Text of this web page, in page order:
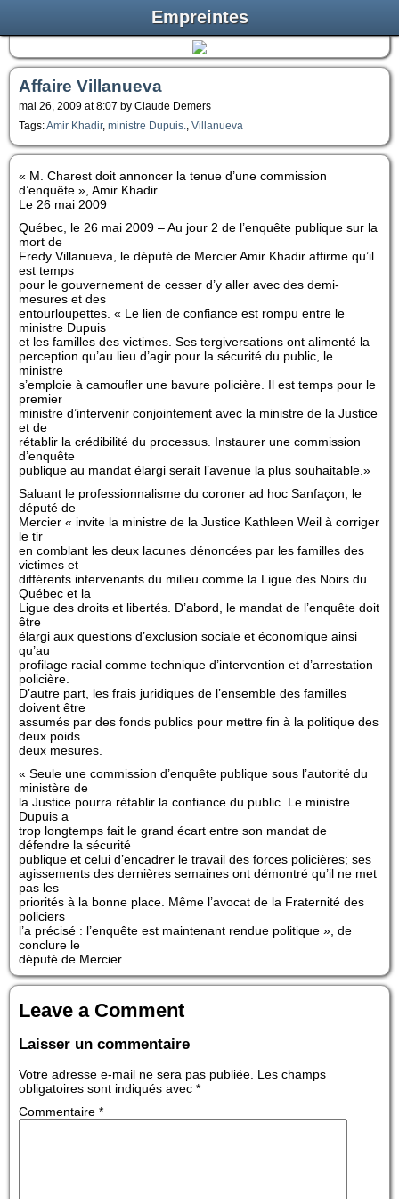
Empreintes
Affaire Villanueva
mai 26, 2009 at 8:07 by Claude Demers
Tags:Amir Khadir, ministre Dupuis. Villanueva
« M. Charest doit annoncer la tenue d’une commission
d’enquête », Amir Khadir
Le 26 mai 2009
Québec, le 26 mai 2009 – Au jour 2 de l’enquête publique sur la
mort de
Fredy Villanueva, le député de Mercier Amir Khadir affirme qu’il
est temps
pour le gouvernement de cesser d’y aller avec des demi-
mesures et des
entourloupettes. « Le lien de confiance est rompu entre le
ministre Dupuis
et les familles des victimes. Ses tergiversations ont alimenté la
perception qu’au lieu d’agir pour la sécurité du public, le
ministre
s’emploie à camoufler une bavure policière. Il est temps pour le
premier
ministre d’intervenir conjointement avec la ministre de la Justice
et de
rétablir la crédibilité du processus. Instaurer une commission
d’enquête
publique au mandat élargi serait l’avenue la plus souhaitable.»
Saluant le professionnalisme du coroner ad hoc Sanfaçon, le
député de
Mercier « invite la ministre de la Justice Kathleen Weil à corriger
le tir
en comblant les deux lacunes dénoncées par les familles des
victimes et
différents intervenants du milieu comme la Ligue des Noirs du
Québec et la
Ligue des droits et libertés. D’abord, le mandat de l’enquête doit
être
élargi aux questions d’exclusion sociale et économique ainsi
qu’au
profilage racial comme technique d’intervention et d’arrestation
policière.
D’autre part, les frais juridiques de l’ensemble des familles
doivent être
assumés par des fonds publics pour mettre fin à la politique des
deux poids
deux mesures.
« Seule une commission d’enquête publique sous l’autorité du
ministère de
la Justice pourra rétablir la confiance du public. Le ministre
Dupuis a
trop longtemps fait le grand écart entre son mandat de
défendre la sécurité
publique et celui d’encadrer le travail des forces policières; ses
agissements des dernières semaines ont démontré qu’il ne met
pas les
priorités à la bonne place. Même l’avocat de la Fraternité des
policiers
l’a précisé : l’enquête est maintenant rendue politique », de
conclure le
député de Mercier.
Leave a Comment
Laisser un commentaire
Votre adresse e-mail ne sera pas publiée. Les champs
obligatoires sont indiqués avec *
Commentaire *